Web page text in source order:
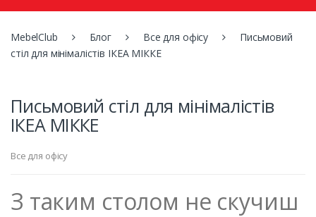
:
MebelClub Блог Все для офісу
Письмовий
стіл для мінімалістів ІКЕА МІККЕ
Письмовий стіл для мінімалістів
ІКЕА МІККЕ
Все для офісу
З таким столом не скучиш